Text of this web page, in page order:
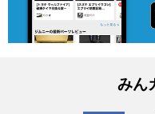
みん